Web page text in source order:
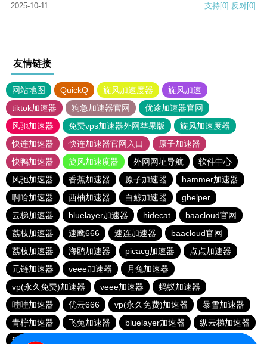
2025-10-11
支持[0] 反对[0]
友情链接
网站地图 QuickQ 旋风加速度器
旋风加速
tiktok加速器
狗急加速器官网
优途加速器官网
风驰加速器
免费vps加速器外网苹果版
旋风加速度器
快连加速器
快连加速器官网入口
原子加速器
快鸭加速器
旋风加速度器 外网网址导航
软件中心
风驰加速器
香蕉加速器 原子加速器
hammer加速器
啊哈加速器
西柚加速器 白鲸加速器
ghelper
云梯加速器
bluelayer加速器 hidecat
baacloud官网
荔枝加速器
速鹰666 速连加速器
baacloud官网
荔枝加速器
海鸥加速器 picacg加速器
点点加速器
元链加速器
veee加速器
月兔加速器
vp(永久免费)加速器
veee加速器
蚂蚁加速器
哇哇加速器
优云666 vp(永久免费)加速器
暴雪加速器
青柠加速器
飞兔加速器 bluelayer加速器
纵云梯加速器
速连加速器